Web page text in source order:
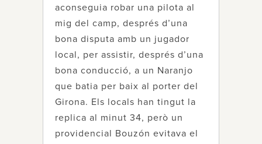
aconseguia robar una pilota al
mig del camp, després d’una
bona disputa amb un jugador
local, per assistir, després d’una
bona conducció, a un Naranjo
que batia per baix al porter del
Girona. Els locals han tingut la
replica al minut 34, però un
providencial Bouzón evitava el